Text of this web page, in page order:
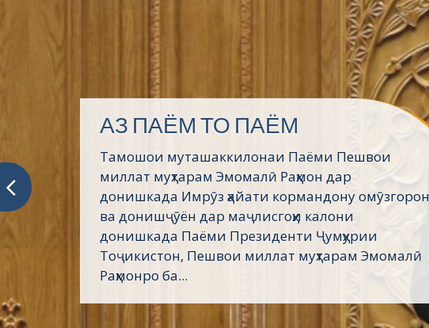
АЗ ПАЁМ ТО ПАЁМ
Тамошои муташаккилонаи Паёми Пешвои
миллат муҳтарам Эмомалӣ Раҳмон дар
донишкада Имрӯз ҳайати кормандону омӯзгорон
ва донишҷӯён дар маҷлисгоҳи калони
донишкада Паёми Президенти Ҷумҳурии
Тоҷикистон, Пешвои миллат муҳтарам Эмомалӣ
Раҳмонро ба...